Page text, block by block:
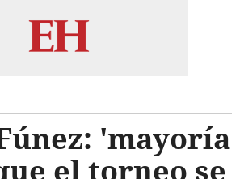
'mayoría
el torneo se